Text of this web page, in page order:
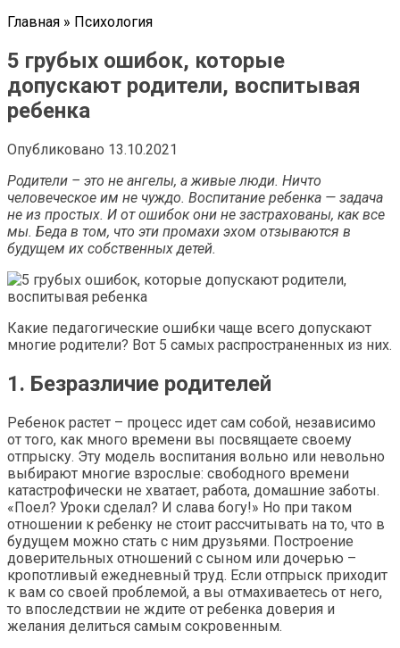
Главная » Психология
5 грубых ошибок, которые
допускают родители, воспитывая
ребенка
Опубликовано 13.10.2021
Родители – это не ангелы, а живые люди. Ничто
человеческое им не чуждо. Воспитание ребенка — задача
не из простых. И от ошибок они не застрахованы, как все
мы. Беда в том, что эти промахи эхом отзываются в
будущем их собственных детей.
Какие педагогические ошибки чаще всего допускают
многие родители? Вот 5 самых распространенных из них.
1. Безразличие родителей
Ребенок растет – процесс идет сам собой, независимо
от того, как много времени вы посвящаете своему
отпрыску. Эту модель воспитания вольно или невольно
выбирают многие взрослые: свободного времени
катастрофически не хватает, работа, домашние заботы.
«Поел? Уроки сделал? И слава богу!» Но при таком
отношении к ребенку не стоит рассчитывать на то, что в
будущем можно стать с ним друзьями. Построение
доверительных отношений с сыном или дочерью –
кропотливый ежедневный труд. Если отпрыск приходит
к вам со своей проблемой, а вы отмахиваетесь от него,
то впоследствии не ждите от ребенка доверия и
желания делиться самым сокровенным.